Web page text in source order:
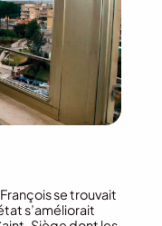
se trouvait
s’améliorait